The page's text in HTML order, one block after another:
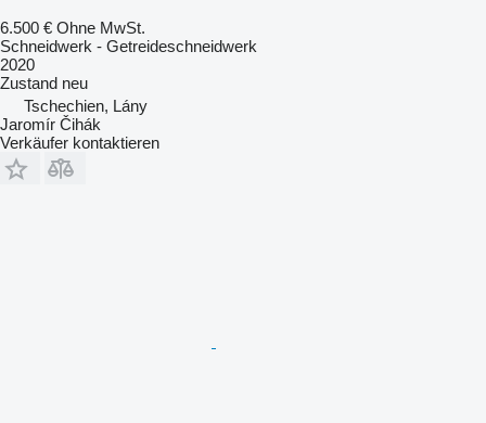
6.500 € Ohne MwSt.
Schneidwerk - Getreideschneidwerk
2020
Zustand neu
Tschechien, Lány
Jaromír Čihák
Verkäufer kontaktieren